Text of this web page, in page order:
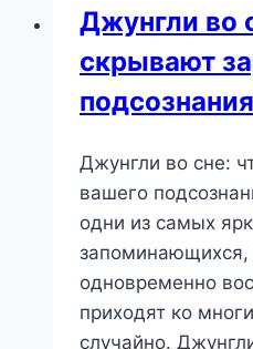
Джунгли во
скрывают
Джунгли во сне:
вашего
одни из самых
одновременно
приходят ко
случайно.